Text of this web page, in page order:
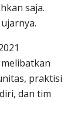
saja.
praktisi
dan tim